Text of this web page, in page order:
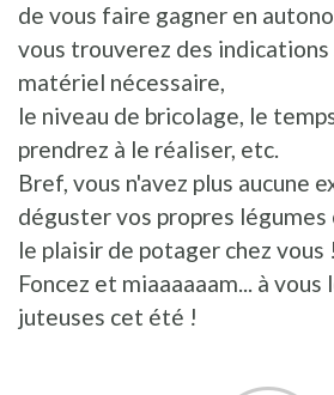
de vous faire gagner en
vous trouverez des
matériel nécessaire,
le niveau de bricolage, le
prendrez à le réaliser, etc.
Bref, vous n'avez plus aucune
déguster vos propres
le plaisir de potager chez vous !
Foncez et miaaaaaam... à
juteuses cet été !